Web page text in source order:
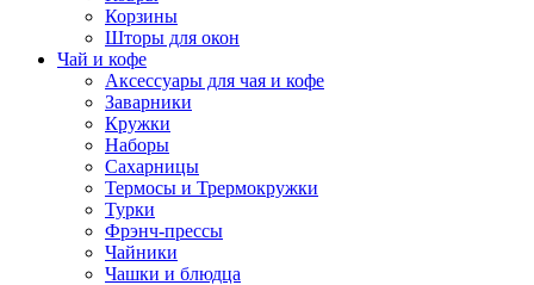
Корзины
Шторы для окон
Чай и кофе
Аксессуары для чая и кофе
Заварники
Кружки
Наборы
Сахарницы
Термосы и Трермокружки
Турки
Фрэнч-прессы
Чайники
Чашки и блюдца